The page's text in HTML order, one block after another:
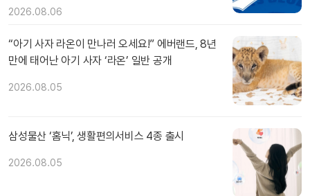
2026.08.06
“아기 사자 라온이 만나러 오세요!” 에버랜드, 8년
만에 태어난 아기 사자 ‘라온’ 일반 공개
2026.08.05
삼성물산 ‘홈닉’, 생활편의서비스 4종 출시
2026.08.05